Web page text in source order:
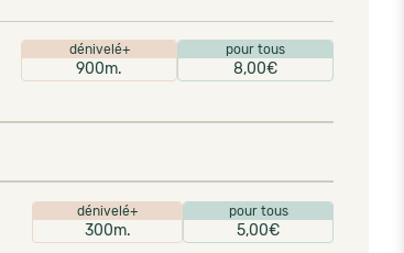
dénivelé+
900m.
pour tous
8,00€
dénivelé+
300m.
pour tous
5,00€